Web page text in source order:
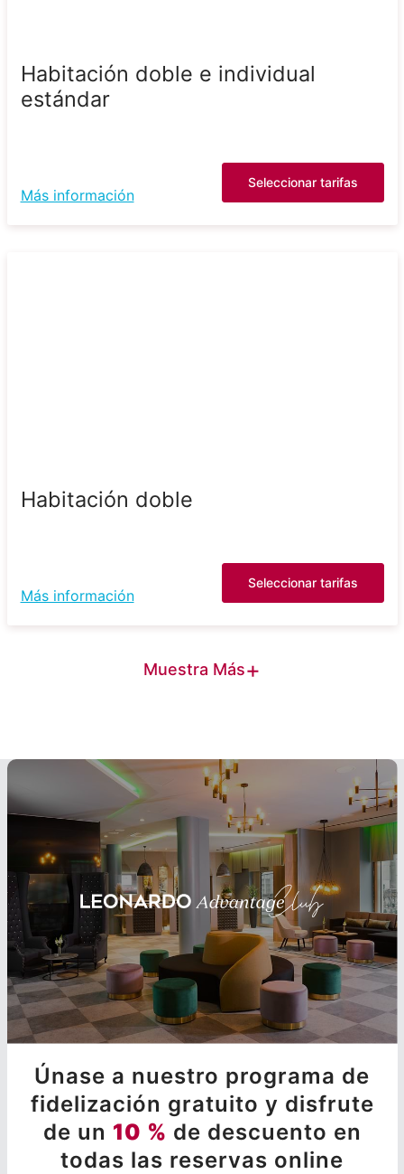
Habitación doble e individual
estándar
Más información
Seleccionar tarifas
Habitación doble
Más información
Seleccionar tarifas
Muestra Más+
Únase a nuestro programa de
fidelización gratuito y disfrute
de un 10 % de descuento en
todas las reservas online